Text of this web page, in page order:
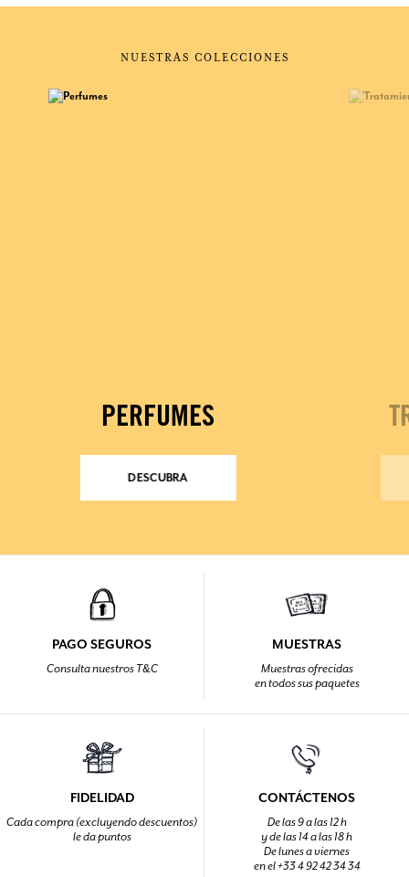
NUESTRAS COLECCIONES
PERFUMES
DESCUBRA
PAGO SEGUROS
Consulta nuestros T&C
MUESTRAS
Muestras ofrecidas
en todos sus paquetes
FIDELIDAD
Cada compra (excluyendo descuentos)
le da puntos
CONTÁCTENOS
De las 9 a las 12 h
y de las 14 a las 18 h
De lunes a viernes
en el +33 4 92 42 34 34